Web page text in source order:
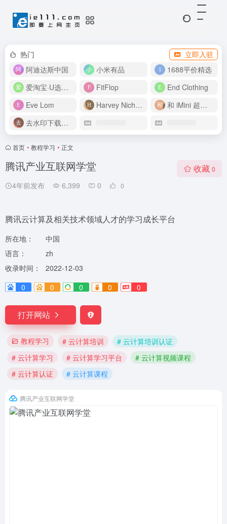
热门
立即入驻
阿迪达斯中国
小米有品
1688平价精选
爱淘宝·U选好价
FitFlop
End Clothing
Eve Lom
Harvey Nichols
和 iMini 超级智能体一起构建伟大作品
去水印下载视频
首页 • 教程学习 • 正文
腾讯产业互联网学堂
4年前发布 6,399 0 0
收藏 0
腾讯云计算及相关技术领域人才的学习成长平台
所在地：
中国
语言：
zh
收录时间：
2022-12-03
0
0 0 0 0
打开网站
教程学习 # 云计算培训
# 云计算培训认证
# 云计算学习
# 云计算学习平台
# 云计算视频课程
# 云计算认证
# 云计算课程
腾讯产业互联网学堂